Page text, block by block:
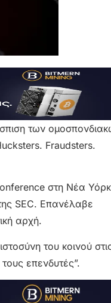
των
Fraudsters.
στη Νέα
SEC. Επανέλαβε
αρχή.
του κοινού
επενδυτές”.